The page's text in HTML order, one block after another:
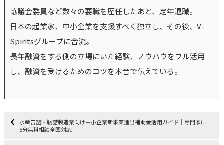
協議会委員など数々の要職を歴任したあと、定年退職。
日本の起業家、中小企業を支援すべく独立し、その後、V-
Spiritsグループに合流。
長年融資をする側の立場にいた経験、ノウハウをフル活用
し、融資を受けるためのコツを本音で伝えている。
水産缶詰・瓶詰製造業向け中小企業新事業進出補助金活用ガイド｜専門家に
5分無料相談全国対応